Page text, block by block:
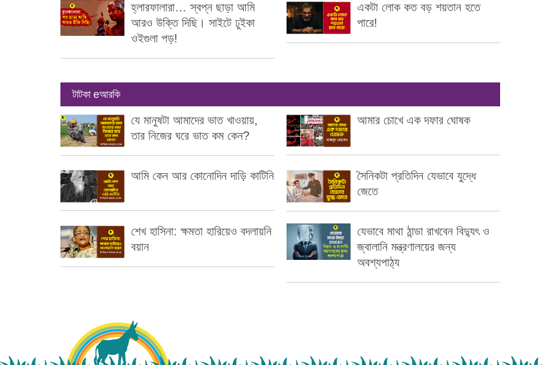
হ্লারফালারা… স্বপ্ন ছাড়া আমি
আরও উক্তি দিছি। সাইটে ঢুইকা
ওইগুলা পড়!
একটা লোক কত বড় শয়তান হতে
পারে!
টাটকা eআরকি
যে মানুষটা আমাদের ভাত খাওয়ায়,
তার নিজের ঘরে ভাত কম কেন?
আমার চোখে এক দফার ঘোষক
আমি কেন আর কোনোদিন দাড়ি কাটিনি
সৈনিকটা প্রতিদিন যেভাবে যুদ্ধে
জেতে
শেখ হাসিনা: ক্ষমতা হারিয়েও বদলায়নি
বয়ান
যেভাবে মাথা ঠান্ডা রাখবেন বিদ্যুৎ ও
জ্বালানি মন্ত্রণালয়ের জন্য
অবশ্যপাঠ্য